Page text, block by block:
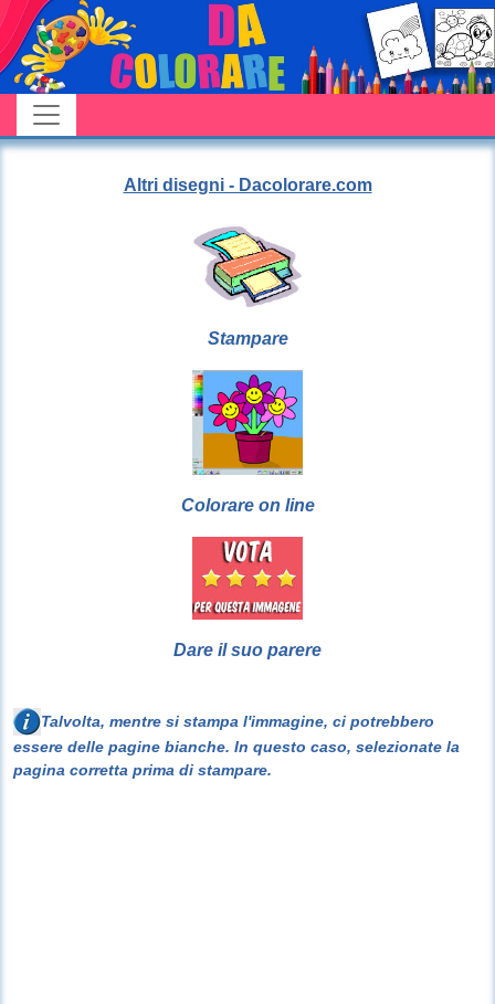
Altri disegni - Dacolorare.com
Stampare
Colorare on line
Dare il suo parere
Talvolta, mentre si stampa l'immagine, ci potrebbero
essere delle pagine bianche. In questo caso, selezionate la
pagina corretta prima di stampare.